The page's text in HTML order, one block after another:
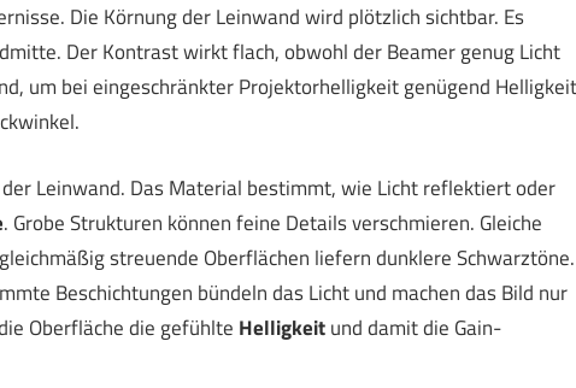
Die Körnung der Leinwand wird plötzlich sichtbar. Es
Der Kontrast wirkt flach, obwohl der Beamer genug Licht
um bei eingeschränkter Projektorhelligkeit genügend Helligkeit
Leinwand. Das Material bestimmt, wie Licht reflektiert oder
. Grobe Strukturen können feine Details verschmieren. Gleiche
streuende Oberflächen liefern dunklere Schwarztöne.
Beschichtungen bündeln das Licht und machen das Bild nur
Oberfläche die gefühlte Helligkeitund damit die Gain-